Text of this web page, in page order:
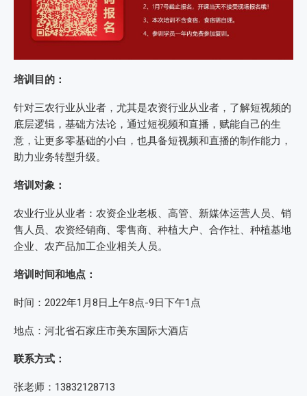
培训目的：
针对三农行业从业者，尤其是农资行业从业者，了解短视频的
底层逻辑，基础方法论，通过短视频和直播，赋能自己的生
意，让更多零基础的小白，也具备短视频和直播的制作能力，
助力业务转型升级。
培训对象：
农业行业从业者：农资企业老板、高管、新媒体运营人员、销
售人员、农资经销商、零售商、种植大户、合作社、种植基地
企业、农产品加工企业相关人员。
培训时间和地点：
时间：2022年1月8日上午8点-9日下午1点
地点：河北省石家庄市美东国际大酒店
联系方式：
张老师：13832128713